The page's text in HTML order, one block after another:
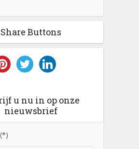
Share Buttons
u nu in op onze
nieuwsbrief